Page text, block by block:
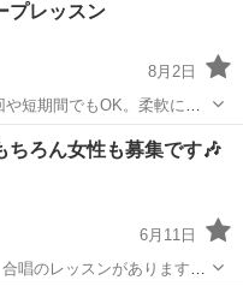
プレッスン
8月2日
短期間でもOK。柔軟に対
のご希望に寄り添った専用
チューバ
ちろん女性も募集です🎶
6月11日
唱のレッスンがあります、